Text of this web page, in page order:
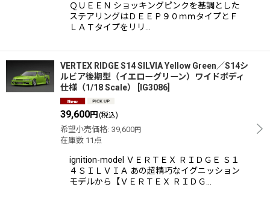
ＱＵＥＥＮ ショッキングピンクを基調とした
ステアリングはＤＥＥＰ９０ｍｍタイプとＦ
ＬＡＴタイプをリリ…
VERTEX RIDGE S14 SILVIA Yellow Green／S14シ
ルビア後期型（イエローグリーン）ワイドボディ
仕様（1/18 Scale）
IG3086
39,600円 (税込)
希望小売価格: 39,600円
在庫数 11点
ignition-model ＶＥＲＴＥＸ ＲＩＤＧＥ Ｓ１
４ＳＩＬＶＩＡ あの超精巧なイグニッション
モデルから【ＶＥＲＴＥＸ ＲＩＤＧ…